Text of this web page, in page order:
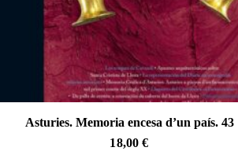
Asturies. Memoria encesa d’un país. 43
18,00€